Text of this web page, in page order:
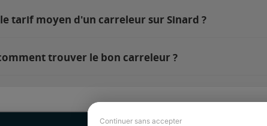
Continuer sans accepter
tarif moyen d'un carreleur sur Sinard ?
trouver le bon carreleur ?